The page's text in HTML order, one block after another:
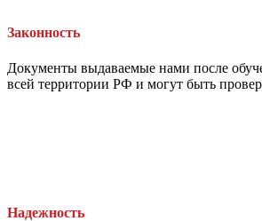
Законность
Документы выдаваемые нами после
всей территории РФ и могут быть
Надежность